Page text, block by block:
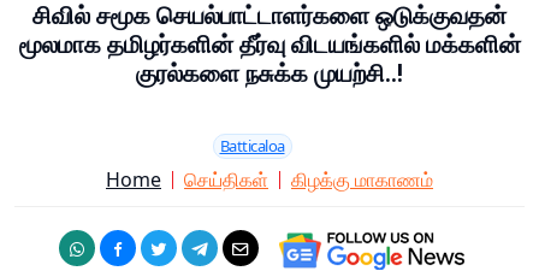
சிவில் சமூக செயல்பாட்டாளர்களை ஒடுக்குவதன்
மூலமாக தமிழர்களின் தீர்வு விடயங்களில் மக்களின்
குரல்களை நசுக்க முயற்சி..!
Batticaloa
Home செய்திகள் கிழக்கு மாகாணம்